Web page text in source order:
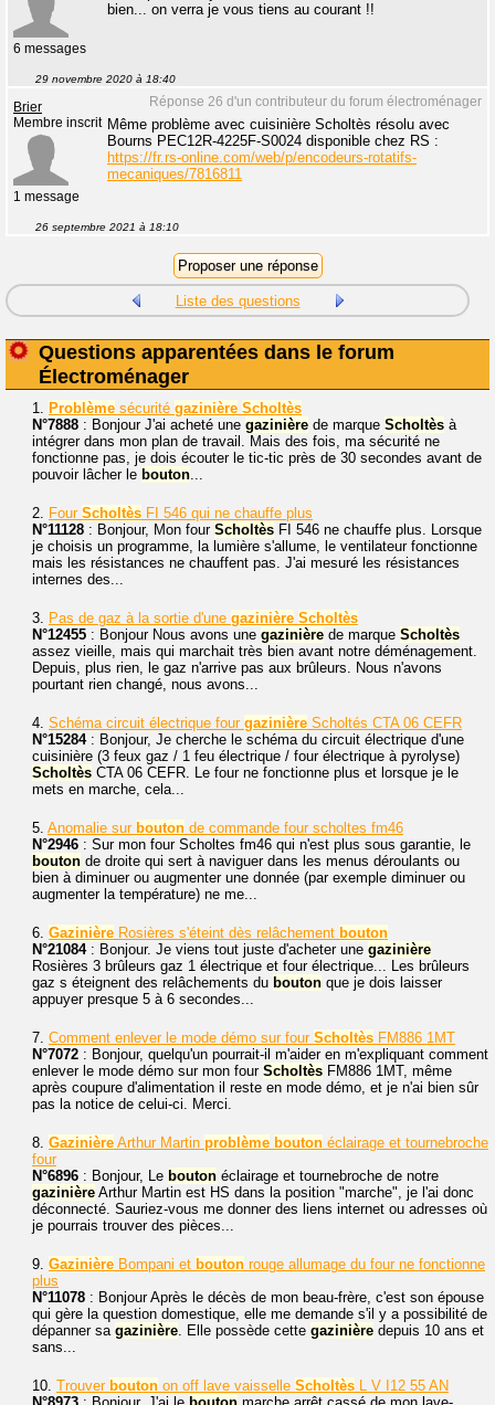
6 messages
bien... on verra je vous tiens au courant !!
29 novembre 2020 à 18:40
Réponse 26 d'un contributeur du forum électroménager
Brier
Membre inscrit
1 message
Même problème avec cuisinière Scholtès résolu avec
Bourns PEC12R-4225F-S0024 disponible chez RS :
https://fr.rs-online.com/web/p/encodeurs-rotatifs-
mecaniques/7816811
26 septembre 2021 à 18:10
Liste des questions
Questions apparentées dans le forum
Électroménager
1. Problème sécurité gazinière Scholtès
N°7888 : Bonjour J'ai acheté une gazinière de marque Scholtès à
intégrer dans mon plan de travail. Mais des fois, ma sécurité ne
fonctionne pas, je dois écouter le tic-tic près de 30 secondes avant de
pouvoir lâcher le bouton...
2. Four Scholtès FI 546 qui ne chauffe plus
N°11128 : Bonjour, Mon four Scholtès FI 546 ne chauffe plus. Lorsque
je choisis un programme, la lumière s'allume, le ventilateur fonctionne
mais les résistances ne chauffent pas. J'ai mesuré les résistances
internes des...
3. Pas de gaz à la sortie d'une gazinière Scholtès
N°12455 : Bonjour Nous avons une gazinière de marque Scholtès
assez vieille, mais qui marchait très bien avant notre déménagement.
Depuis, plus rien, le gaz n'arrive pas aux brûleurs. Nous n'avons
pourtant rien changé, nous avons...
4. Schéma circuit électrique four gazinière Scholtés CTA 06 CEFR
N°15284: Bonjour, Je cherche le schéma du circuit électrique d'une
cuisinière (3 feux gaz / 1 feu électrique / four électrique à pyrolyse)
Scholtès CTA 06 CEFR. Le four ne fonctionne plus et lorsque je le
mets en marche, cela...
5. Anomalie sur bouton de commande four scholtes fm46
N°2946 : Sur mon four Scholtes fm46 qui n'est plus sous garantie, le
bouton de droite qui sert à naviguer dans les menus déroulants ou
bien à diminuer ou augmenter une donnée (par exemple diminuer ou
augmenter la température) ne me...
6. Gazinière Rosières s'éteint dès relâchement bouton
N°21084: Bonjour. Je viens tout juste d'acheter une gazinière
Rosières 3 brûleurs gaz 1 électrique et four électrique... Les brûleurs
gaz s éteignent des relâchements du bouton que je dois laisser
appuyer presque 5 à 6 secondes...
7. Comment enlever le mode démo sur four Scholtès FM886 1MT
N°7072 : Bonjour, quelqu'un pourrait-il m'aider en m'expliquant comment
enlever le mode démo sur mon four Scholtès FM886 1MT, même
après coupure d'alimentation il reste en mode démo, et je n'ai bien sûr
pas la notice de celui-ci. Merci.
8. Gazinière Arthur Martin problème bouton éclairage et tournebroche
four
N°6896 : Bonjour, Le bouton éclairage et tournebroche de notre
gazinière Arthur Martin est HS dans la position "marche", je l'ai donc
déconnecté. Sauriez-vous me donner des liens internet ou adresses où
je pourrais trouver des pièces...
9. Gazinière Bompani et bouton rouge allumage du four ne fonctionne
plus
N°11078 : Bonjour Après le décès de mon beau-frère, c'est son épouse
qui gère la question domestique, elle me demande s'il y a possibilité de
dépanner sa gazinière. Elle possède cette gazinière depuis 10 ans et
sans...
10. Trouver bouton on off lave vaisselle Scholtès L V I12 55 AN